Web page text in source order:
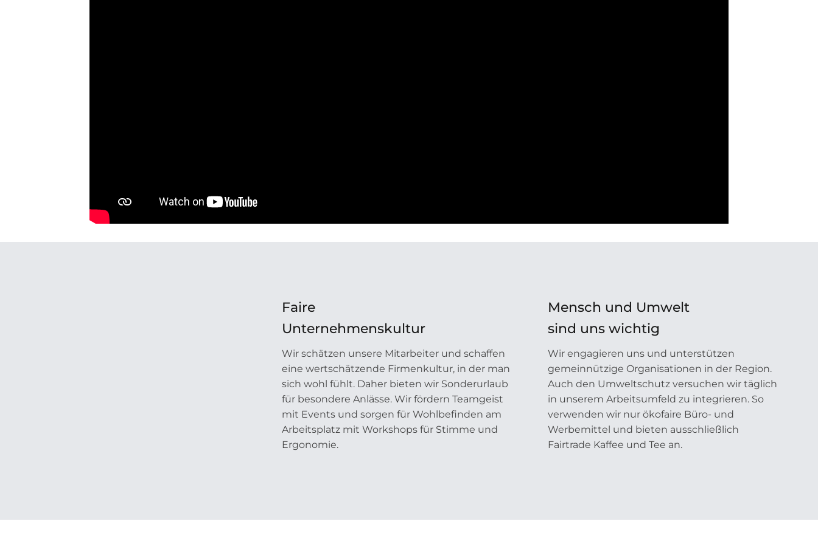
Faire
Unternehmenskultur
Wir schätzen unsere Mitarbeiter und schaffen
eine wertschätzende Firmenkultur, in der man
sich wohl fühlt. Daher bieten wir Sonderurlaub
für besondere Anlässe. Wir fördern Teamgeist
mit Events und sorgen für Wohlbefinden am
Arbeitsplatz mit Workshops für Stimme und
Ergonomie.
Mensch und Umwelt
sind uns wichtig
Wir engagieren uns und unterstützen
gemeinnützige Organisationen in der Region.
Auch den Umweltschutz versuchen wir täglich
in unserem Arbeitsumfeld zu integrieren. So
verwenden wir nur ökofaire Büro- und
Werbemittel und bieten ausschließlich
Fairtrade Kaffee und Tee an.